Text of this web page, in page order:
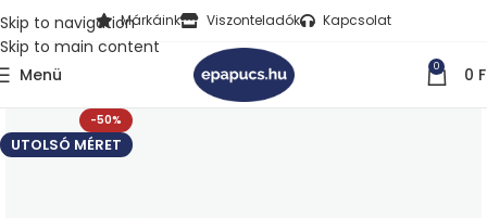
Skip to navigation
Skip to main content
Márkáink Viszonteladók Kapcsolat
Menü 0 0
-50%
UTOLSÓ MÉRET